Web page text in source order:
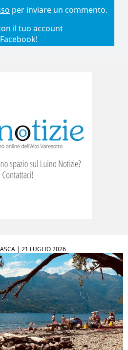
per inviare un commento.
il tuo account
Facebook!
| 21 LUGLIO 2026